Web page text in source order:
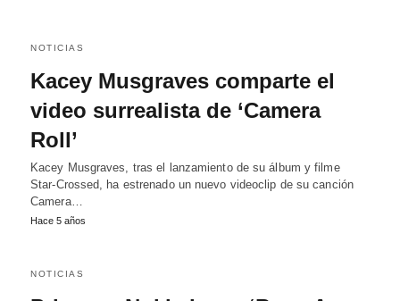
NOTICIAS
Kacey Musgraves comparte el
video surrealista de ‘Camera
Roll’
Kacey Musgraves, tras el lanzamiento de su álbum y filme
Star-Crossed, ha estrenado un nuevo videoclip de su canción
Camera…
Hace 5 años
NOTICIAS